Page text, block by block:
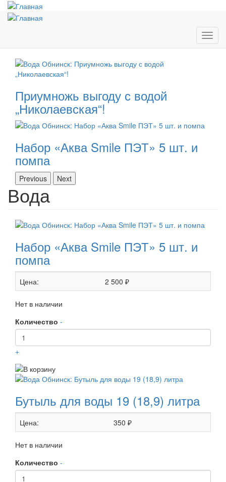
Перейти
Приумножь выгоду с водой
„Николаевская“!
Набор «Аква Smile ПЭТ» 5 шт. и
помпа
Previous Next
Вода
Набор «Аква Smile ПЭТ» 5 шт. и
помпа
Цена: 2 500 ₽
Нет в наличии
Количество -
+
Бутыль для воды 19 (18,9) литра
Цена: 350 ₽
Нет в наличии
Количество -